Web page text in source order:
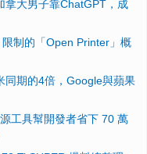
拿大男子靠ChatGPT，成
制的「Open Printer」概
同期的4倍，Google與蘋果
工具幫開發者省下 70 萬